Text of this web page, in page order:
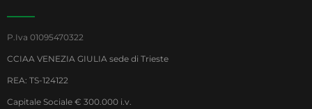
P.Iva 01095470322
CCIAA VENEZIA GIULIA sede di Trieste
REA: TS-124122
Capitale Sociale € 300.000 i.v.